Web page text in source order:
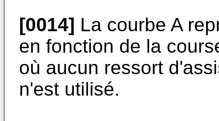
[0014] La courbe A
en fonction de la
où aucun ressort
n'est utilisé.